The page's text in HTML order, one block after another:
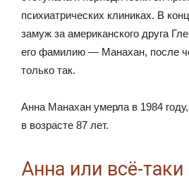
психиатрических клиниках. В
замуж за американского друга
его фамилию — Манахан, после
только так.
Анна Манахан умерла в 1984
в возрасте 87 лет.
Анна или всё-таки